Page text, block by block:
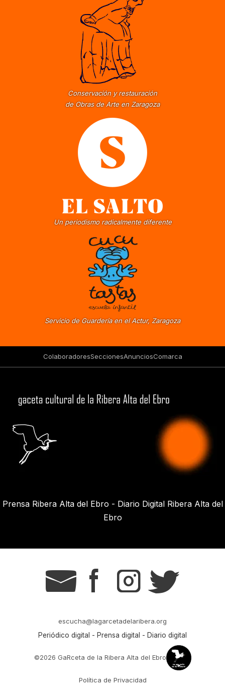
Conservación y restauración
de Obras de Arte en Zaragoza
Un periodismo radicalmente diferente
Servicio de Guardería en el Actur, Zaragoza
ColaboradoresSeccionesAnunciosComarca
Prensa Ribera Alta del Ebro - Diario Digital Ribera Alta del
Ebro
g s t r
escucha@lagarcetadelaribera.org
Periódico digital - Prensa digital - Diario digital
©2026 GaRceta de la Ribera Alta del Ebro
Política de Privacidad